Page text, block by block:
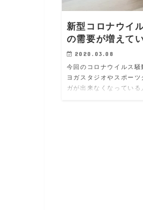
新型コロナウイ
の需要が増えて
2020.03.08
今回のコロナウイルス
ヨガスタジオやスポー
ガが出来なくなってい